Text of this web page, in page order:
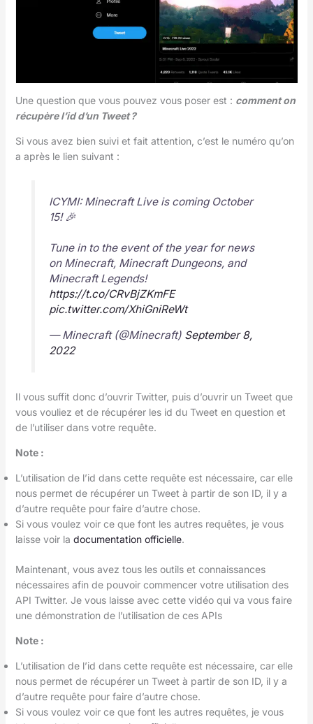
Une question que vous pouvez vous poser est : comment on
récupère l’id d’un Tweet ?
Si vous avez bien suivi et fait attention, c’est le numéro qu’on
a après le lien suivant :
ICYMI: Minecraft Live is coming October
15! 🎉
Tune in to the event of the year for news
on Minecraft, Minecraft Dungeons, and
Minecraft Legends!
https://t.co/CRvBjZKmFE
pic.twitter.com/XhiGniReWt
— Minecraft (@Minecraft) September 8,
2022
Il vous suffit donc d’ouvrir Twitter, puis d’ouvrir un Tweet que
vous vouliez et de récupérer les id du Tweet en question et
de l’utiliser dans votre requête.
Note :
L’utilisation de l’id dans cette requête est nécessaire, car elle
nous permet de récupérer un Tweet à partir de son ID, il y a
d’autre requête pour faire d’autre chose.
Si vous voulez voir ce que font les autres requêtes, je vous
laisse voir la documentation officielle.
Maintenant, vous avez tous les outils et connaissances
nécessaires afin de pouvoir commencer votre utilisation des
API Twitter. Je vous laisse avec cette vidéo qui va vous faire
une démonstration de l’utilisation de ces APIs
Note :
L’utilisation de l’id dans cette requête est nécessaire, car elle
nous permet de récupérer un Tweet à partir de son ID, il y a
d’autre requête pour faire d’autre chose.
Si vous voulez voir ce que font les autres requêtes, je vous